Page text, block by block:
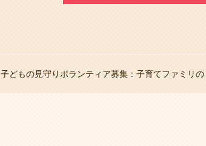
子どもの見守りボランティア募集：子育てファミリ